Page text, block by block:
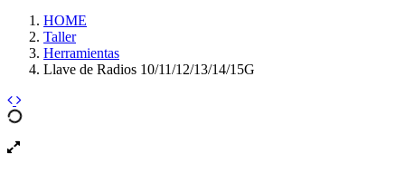
HOME
Taller
Herramientas
Llave de Radios 10/11/12/13/14/15G